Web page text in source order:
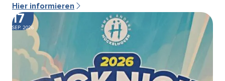
Hier informieren
17
SEP. 2026